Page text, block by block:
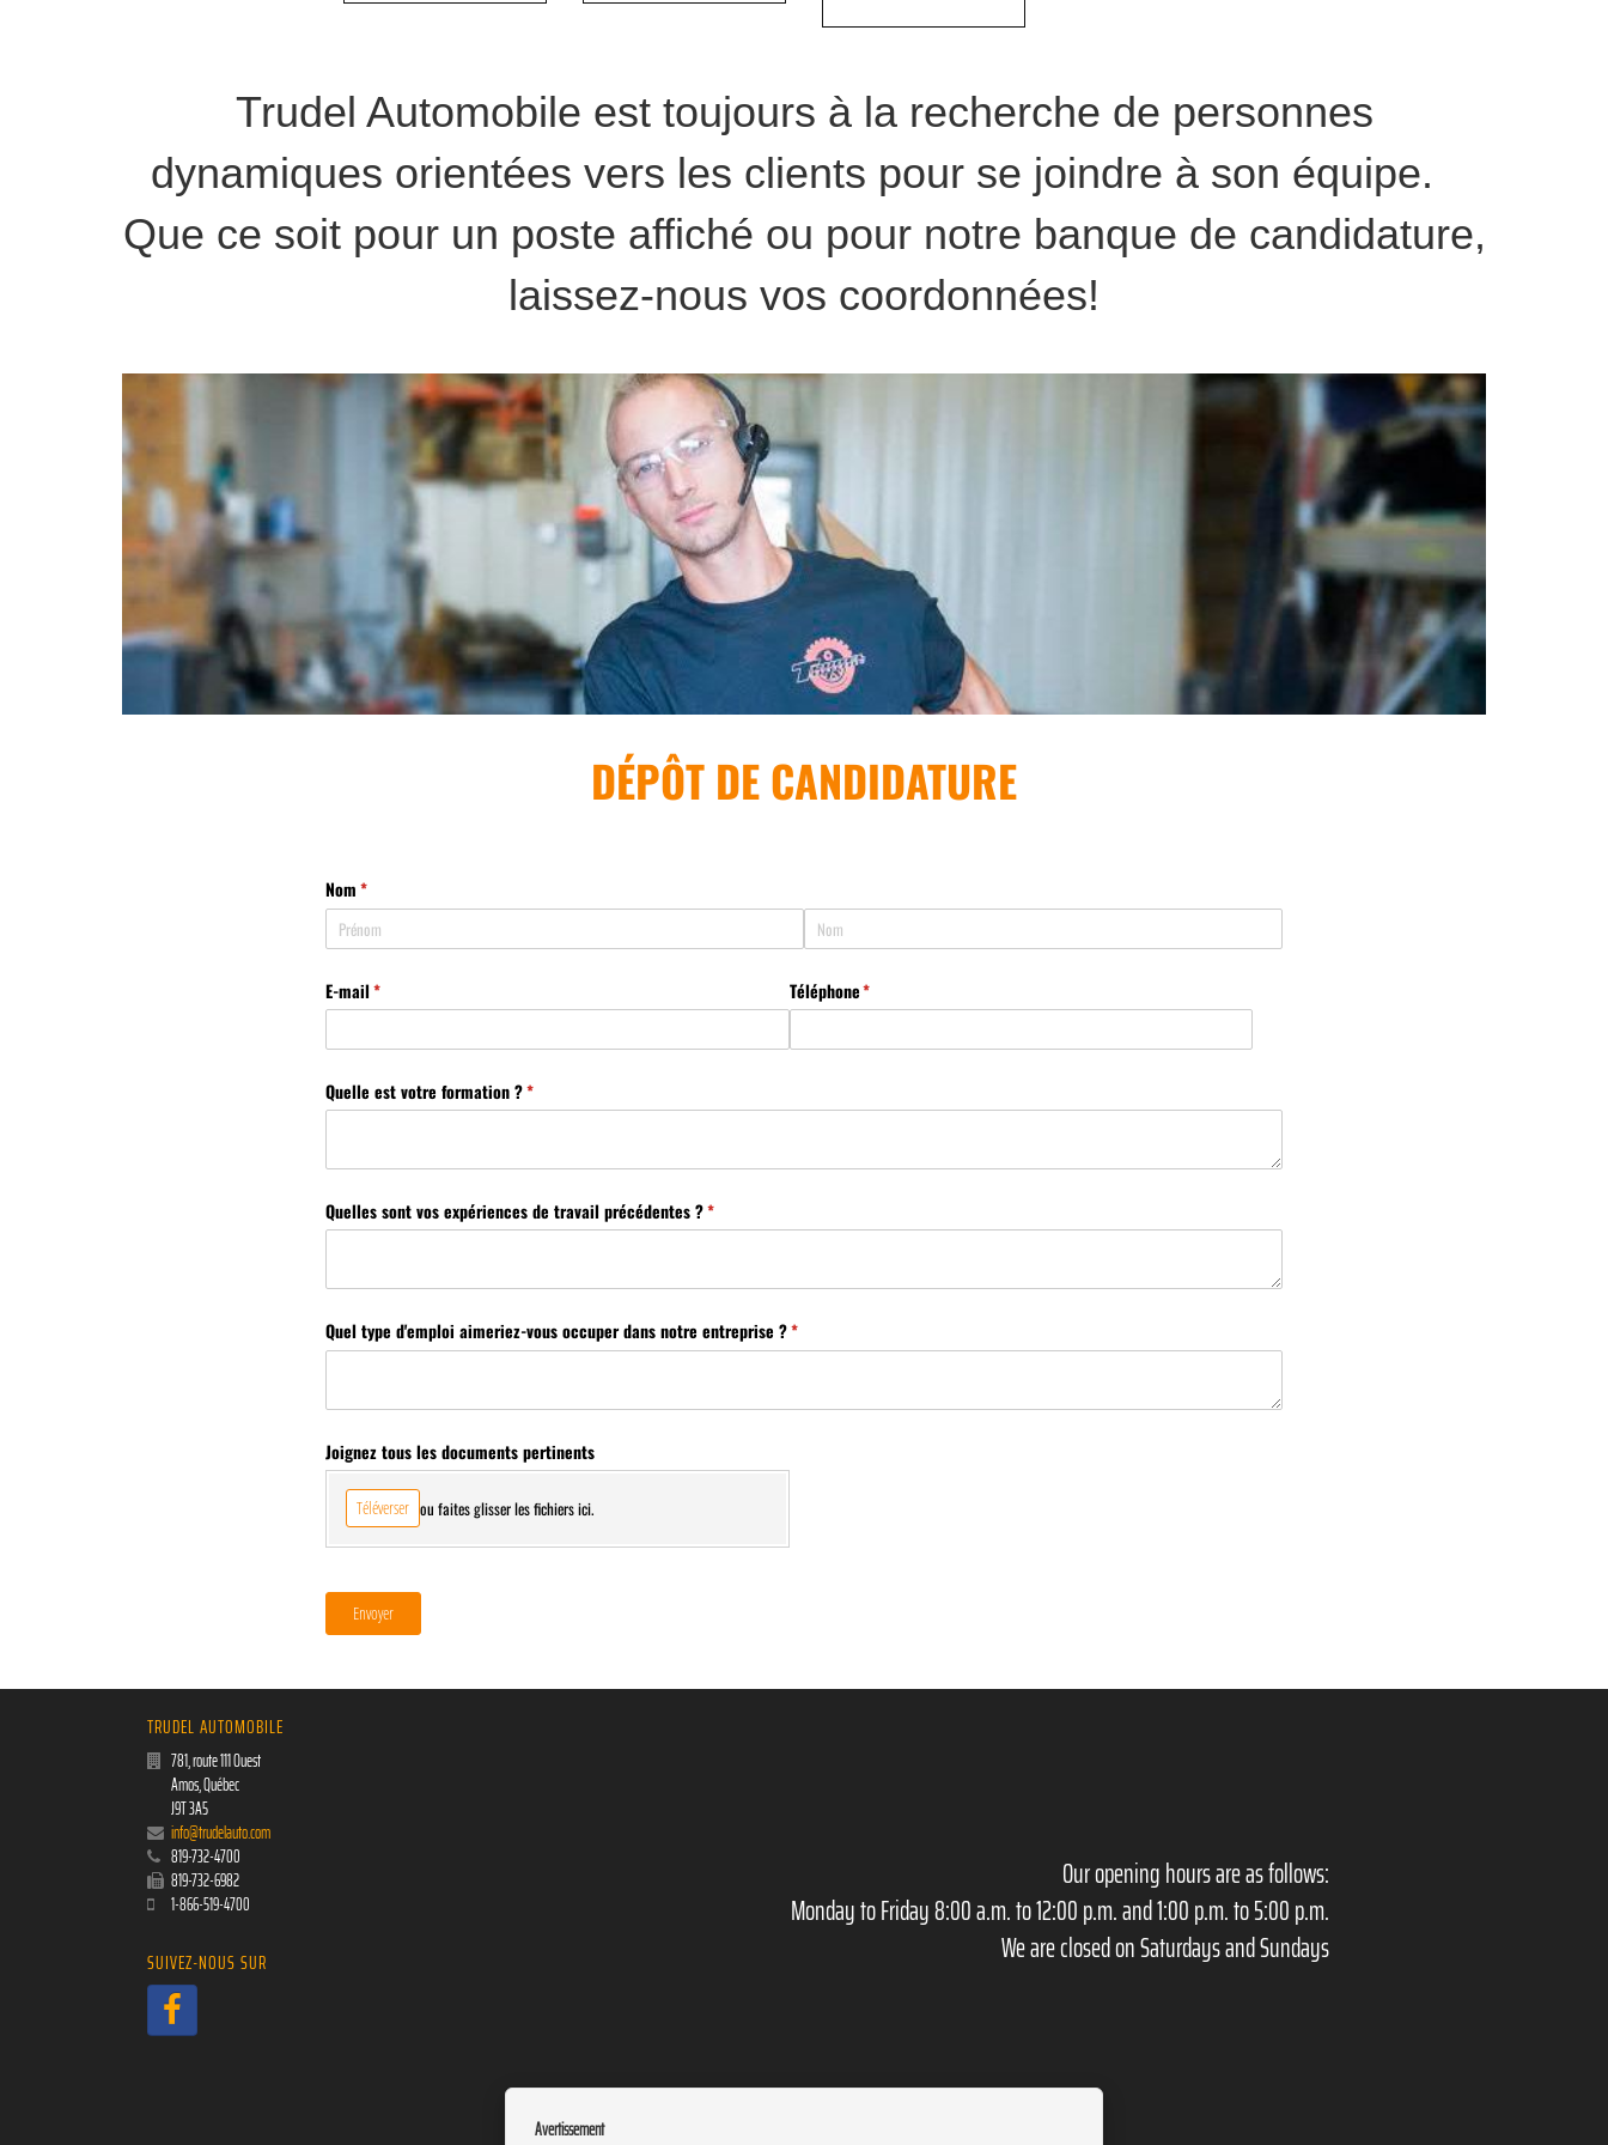
Trudel Automobile est toujours à la recherche de personnes
dynamiques orientées vers les clients pour se joindre à son équipe.
Que ce soit pour un poste affiché ou pour notre banque de candidature,
laissez-nous vos coordonnées!
TRUDEL AUTOMOBILE
781, route 111 Ouest
Amos,Québec
J9T 3A5
info@trudelauto.com
819-732-4700
819-732-6982
1-866-519-4700
SUIVEZ-NOUS SUR
Our opening hours are as follows:
Monday to Friday 8:00 a.m. to 12:00 p.m. and 1:00 p.m. to 5:00 p.m.
We are closed on Saturdays and Sundays
Avertissement